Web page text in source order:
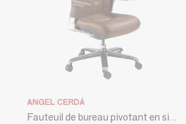
ANGEL CERDÁ
Fauteuil de bureau pivotant en similicuir marron